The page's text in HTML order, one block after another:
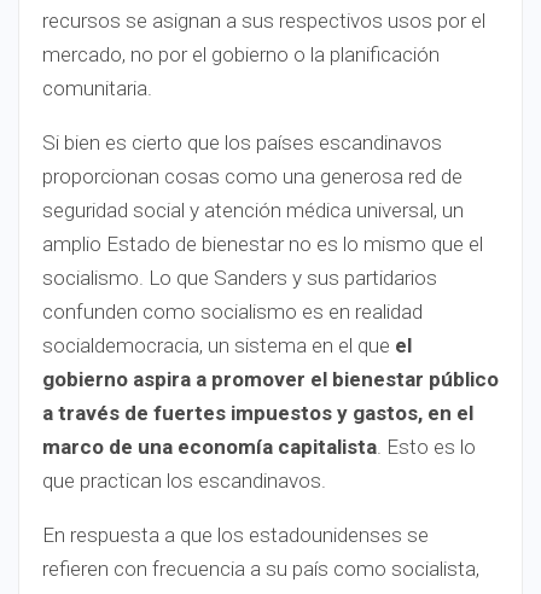
recursos se asignan a sus respectivos usos por el
mercado, no por el gobierno o la planificación
comunitaria.
Si bien es cierto que los países escandinavos
proporcionan cosas como una generosa red de
seguridad social y atención médica universal, un
amplio Estado de bienestar no es lo mismo que el
socialismo. Lo que Sanders y sus partidarios
confunden como socialismo es en realidad
socialdemocracia, un sistema en el que el
gobierno aspira a promover el bienestar público
a través de fuertes impuestos y gastos, en el
marco de una economía capitalista. Esto es lo
que practican los escandinavos.
En respuesta a que los estadounidenses se
refieren con frecuencia a su país como socialista,